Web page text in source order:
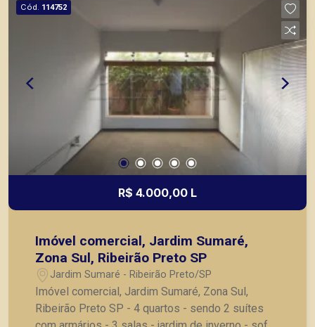
Cód. 114752
R$ 4.000,00 L
Imóvel comercial, Jardim Sumaré,
Zona Sul, Ribeirão Preto SP
Jardim Sumaré - Ribeirão Preto/SP
Imóvel comercial, Jardim Sumaré, Zona Sul,
Ribeirão Preto SP - 4 quartos - sendo 2 suítes